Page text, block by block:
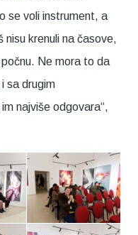
se voli instrument, a
nisu krenuli na časove,
Ne mora to da
sa drugim
najviše odgovara“,